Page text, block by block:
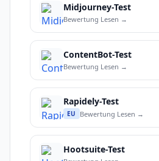
Midjourney-Test
Bewertung Lesen →
ContentBot-Test
Bewertung Lesen →
Rapidely-Test
EU Bewertung Lesen →
Hootsuite-Test